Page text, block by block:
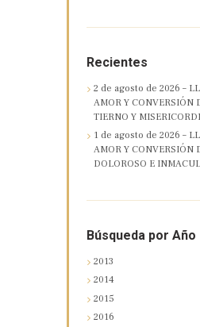
Recientes
2 de agosto de 2026 –
AMOR Y CONVERSIÓN
TIERNO Y
1 de agosto de 2026 –
AMOR Y CONVERSIÓN
DOLOROSO E
Búsqueda por Año
2013
2014
2015
2016